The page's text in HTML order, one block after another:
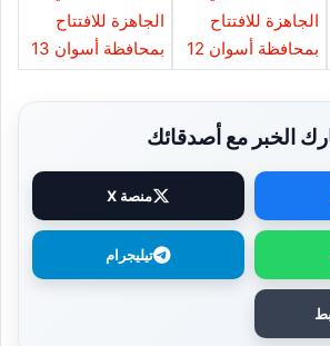
الخبر مع أصدقائك
منصة X
تيليجرام